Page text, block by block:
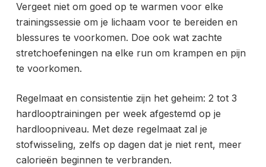
Vergeet niet om goed op te warmen voor elke
trainingssessie om je lichaam voor te bereiden en
blessures te voorkomen. Doe ook wat zachte
stretchoefeningen na elke run om krampen en pijn
te voorkomen.
Regelmaat en consistentie zijn het geheim: 2 tot 3
hardlooptrainingen per week afgestemd op je
hardloopniveau. Met deze regelmaat zal je
stofwisseling, zelfs op dagen dat je niet rent, meer
calorieën beginnen te verbranden.